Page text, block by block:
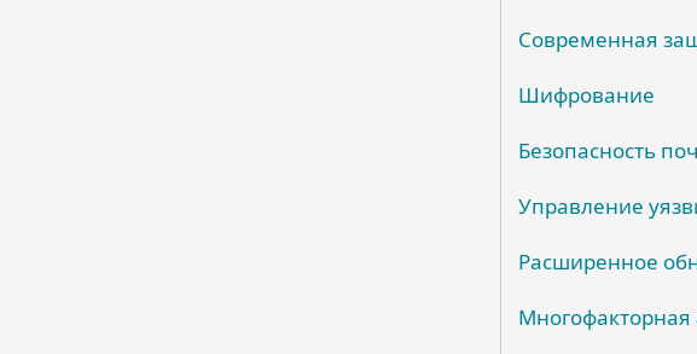
Современная
Шифрование
Безопасность
Управление
Расширенное